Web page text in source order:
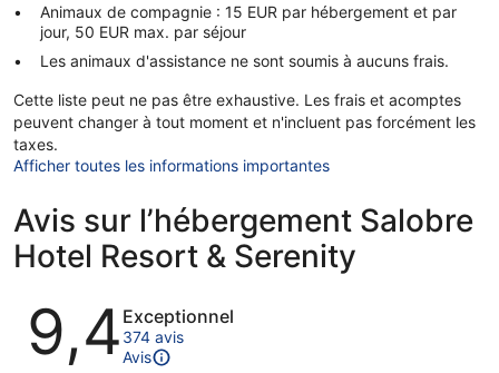
Animaux de compagnie : 15 EUR par hébergement et par
jour, 50 EUR max. par séjour
Les animaux d'assistance ne sont soumis à aucuns frais.
Cette liste peut ne pas être exhaustive. Les frais et acomptes
peuvent changer à tout moment et n'incluent pas forcément les
taxes.
Afficher toutes les informations importantes
Avis sur l’hébergement Salobre
Hotel Resort & Serenity
Avis
9,4 Exceptionnel
374 avis
Avis